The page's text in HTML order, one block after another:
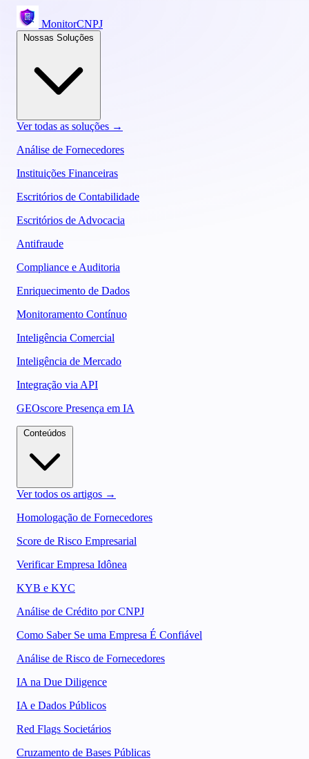
MonitorCNPJ
Ver todas as soluções →
Análise de Fornecedores
Instituições Financeiras
Escritórios de Contabilidade
Escritórios de Advocacia
Antifraude
Compliance e Auditoria
Enriquecimento de Dados
Monitoramento Contínuo
Inteligência Comercial
Inteligência de Mercado
Integração via API
GEOscore Presença em IA
Ver todos os artigos →
Homologação de Fornecedores
Score de Risco Empresarial
Verificar Empresa Idônea
KYB e KYC
Análise de Crédito por CNPJ
Como Saber Se uma Empresa É Confiável
Análise de Risco de Fornecedores
IA na Due Diligence
IA e Dados Públicos
Red Flags Societários
Cruzamento de Bases Públicas